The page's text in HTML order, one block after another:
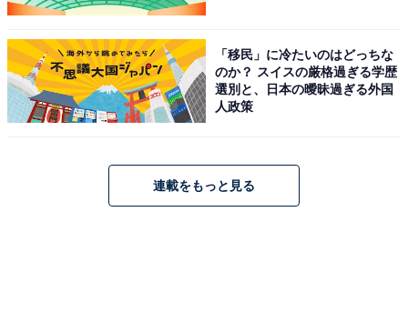
スは、凛とした格好良さと包容力に満ちており、多くの
支持を集めました。
回答者コメント
思います」（20代女性／東京都）
「移民」に冷たいのはどっちな
のか？ スイスの厳格過ぎる学歴
選別と、日本の曖昧過ぎる外国
人政策
連載をもっと見る